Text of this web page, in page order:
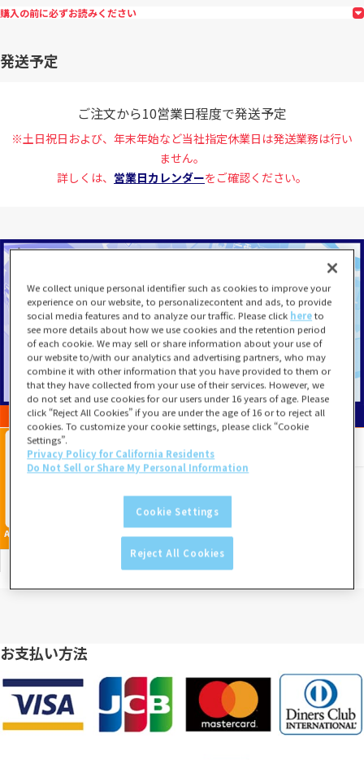
購入の前に必ずお読みください
発送予定
ご注文から10営業日程度で発送予定
※土日祝日および、年末年始など当社指定休業日は発送業務は行い
ません。
詳しくは、 営業日カレンダーをご確認ください。
お支払い方法
We collect unique personal identifier such as cookies to improve your
experience on our website, to personalizecontent and ads, to provide
social media features and to analyze our traffic. Please click hereto
see more details about how we use cookies and the retention period
of each cookie. We may sell or share information about your use of
our website to/with our analytics and advertising partners, who may
combine it with other information that you have provided to them or
that they have collected from your use of their services. However, we
do not set and use cookies for our users under 16 years of age. Please
click “Reject All Cookies” if you are under the age of 16 or to reject all
cookies. To customize your cookie settings, please click “Cookie
Settings”.
Privacy Policy for California Residents
Do Not Sell or Share My Personal Information
Cookie Settings
Reject All Cookies